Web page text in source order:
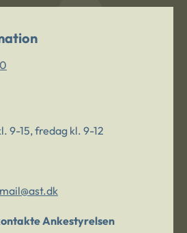
9-15, fredag kl. 9-12
Ankestyrelsen